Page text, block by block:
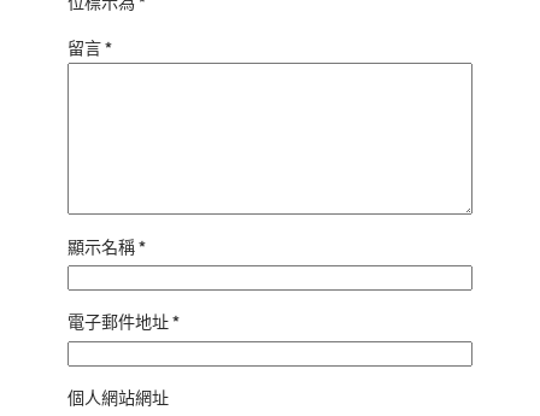
留言*
顯示名稱*
電子郵件地址*
個人網站網址